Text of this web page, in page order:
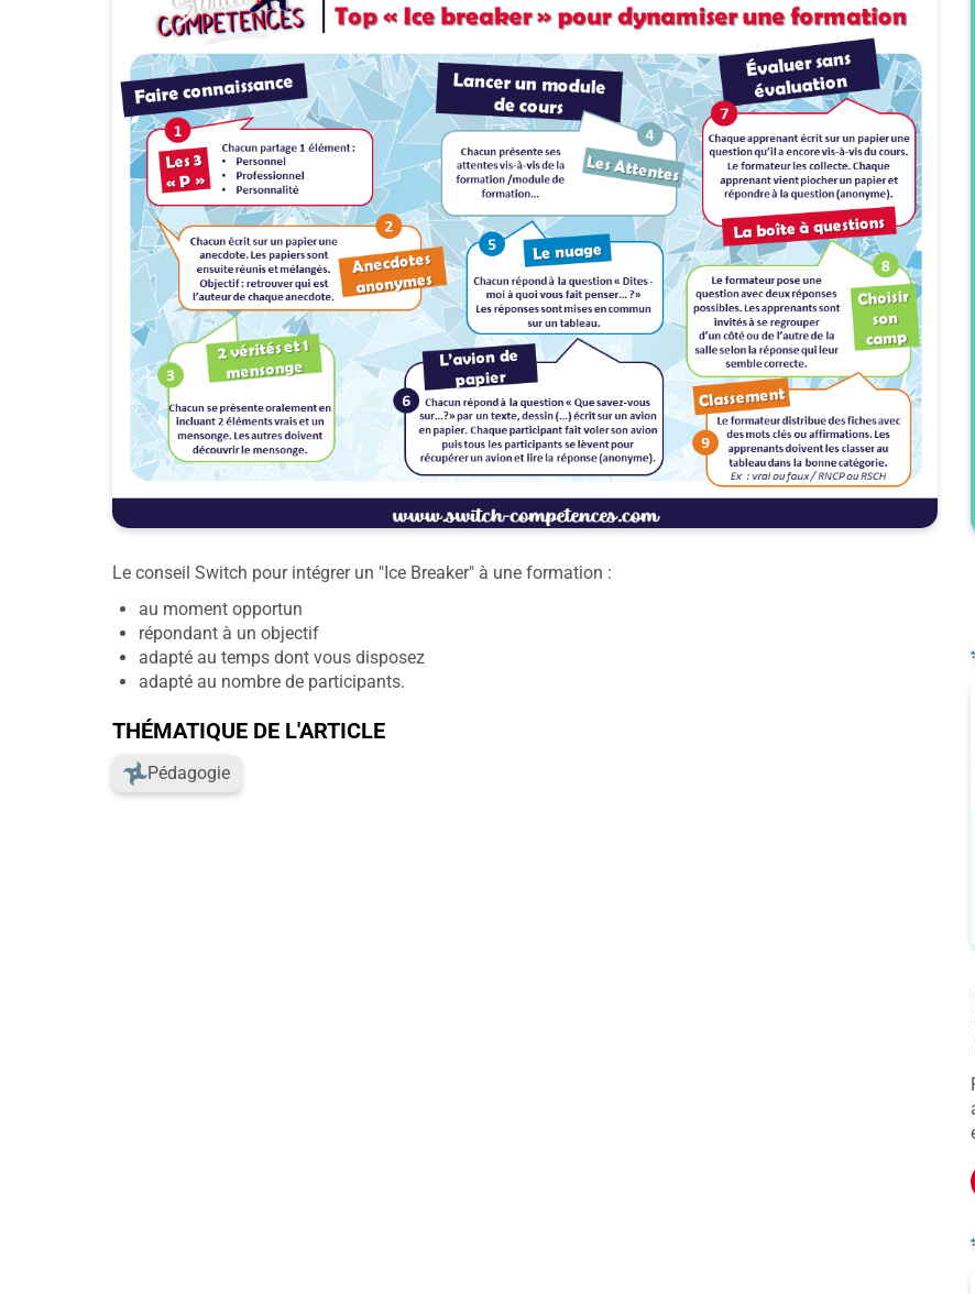
Le conseil Switch pour intégrer un "Ice Breaker" à une formation :
au moment opportun
répondant à un objectif
adapté au temps dont vous disposez
adapté au nombre de participants.
THÉMATIQUE DE L'ARTICLE
Pédagogie